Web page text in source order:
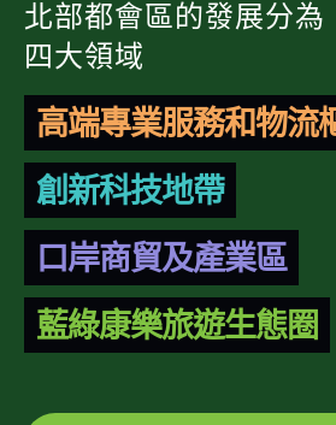
北部都會區的發展分為
四大領域
高端專業服務和物流
創新科技地帶
口岸商貿及產業區
藍綠康樂旅遊生態圈